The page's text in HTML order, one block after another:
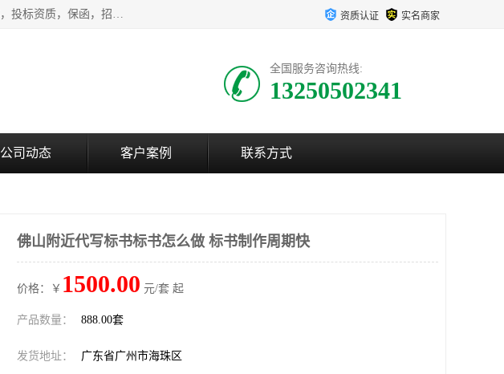
广州中赢信息科技有限公司是一家广州标书制作公司，主营业务：广州代做投标书、代写标书、代写标书，投标资质，保函，招投标培训等等，只要是投标中有需要的，我们这里都可以帮您解决。代写标书的中标案例也有很多。欢迎来电合作。 资质认证 实名商家
全国服务咨询热线:
13250502341
公司动态 客户案例 联系方式
佛山附近代写标书标书怎么做 标书制作周期快
价格：￥ 1500.00 元/套 起
产品数量： 888.00套
发货地址： 广东省广州市海珠区